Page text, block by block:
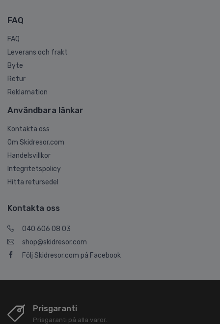
FAQ
FAQ
Leverans och frakt
Byte
Retur
Reklamation
Användbara länkar
Kontakta oss
Om Skidresor.com
Handelsvillkor
Integritetspolicy
Hitta retursedel
Kontakta oss
040 606 08 03
shop@skidresor.com
Följ Skidresor.com på Facebook
Prisgaranti
Prisgaranti på alla varor.